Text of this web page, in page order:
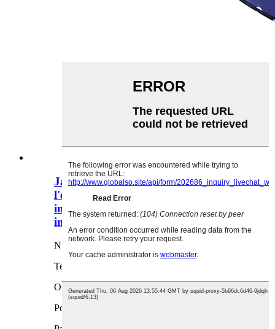
Jaqueta impermeable reutilitzable a
l'engròs d'Ovida, impermeable,
impermeable de dibuixos animats,
impermeable per a nens EVA
Núm. d'article: RC022
Termini de lliurament: 15 dies
Origen del producte: XINA
Port d'enviament: XIAMEN, FUJIAN